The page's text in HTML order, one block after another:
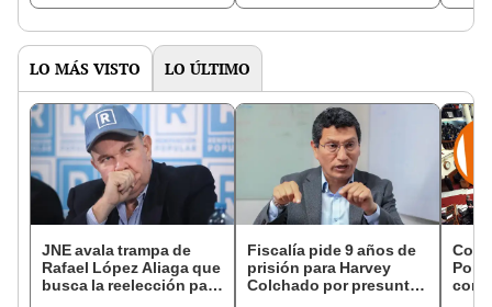
LO MÁS VISTO LO ÚLTIMO
JNE avala trampa de
Rafael López Aliaga que
busca la reelección para
Fiscalía pide 9 años de
prisión para Harvey
Colchado por presunta